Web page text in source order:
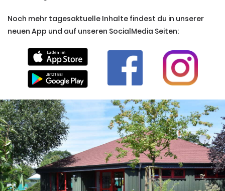
Noch mehr tagesaktuelle Inhalte findest du in unserer
neuen App und auf unseren SocialMedia Seiten: